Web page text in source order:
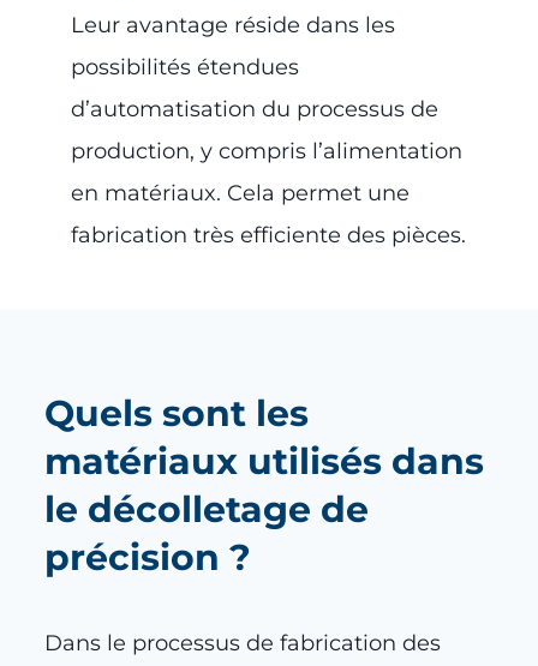
Leur avantage réside dans les
possibilités étendues
d’automatisation du processus de
production, y compris l’alimentation
en matériaux. Cela permet une
fabrication très efficiente des pièces.
Quels sont les
matériaux utilisés dans
le décolletage de
précision ?
Dans le processus de fabrication des